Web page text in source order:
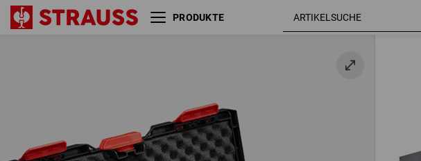
PRODUKTE
Rasterschaum STRAUSSbox